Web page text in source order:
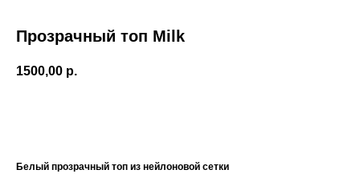
Прозрачный топ Milk
1500,00 р.
Белый прозрачный топ из нейлоновой сетки